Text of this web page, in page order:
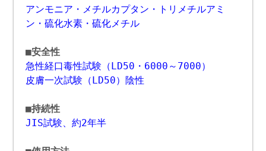
アンモニア・メチルカプタン・トリメチルアミ
ン・硫化水素・硫化メチル
■安全性
急性経口毒性試験（LD50・6000～7000）
皮膚一次試験（LD50）陰性
■持続性
JIS試験、約2年半